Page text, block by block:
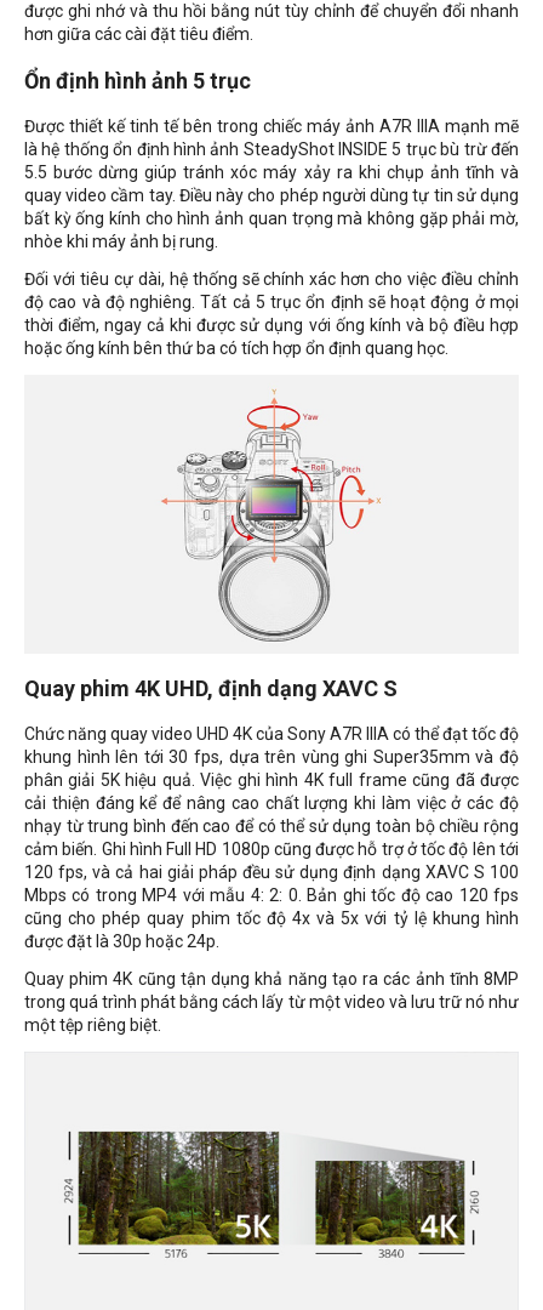
được ghi nhớ và thu hồi bằng nút tùy chỉnh để chuyển đổi nhanh
hơn giữa các cài đặt tiêu điểm.
Ổn định hình ảnh 5 trục
Được thiết kế tinh tế bên trong chiếc máy ảnh A7R IIIA mạnh mẽ
là hệ thống ổn định hình ảnh SteadyShot INSIDE 5 trục bù trừ đến
5.5 bước dừng giúp tránh xóc máy xảy ra khi chụp ảnh tĩnh và
quay video cầm tay. Điều này cho phép người dùng tự tin sử dụng
bất kỳ ống kính cho hình ảnh quan trọng mà không gặp phải mờ,
nhòe khi máy ảnh bị rung.
Đối với tiêu cự dài, hệ thống sẽ chính xác hơn cho việc điều chỉnh
độ cao và độ nghiêng. Tất cả 5 trục ổn định sẽ hoạt động ở mọi
thời điểm, ngay cả khi được sử dụng với ống kính và bộ điều hợp
hoặc ống kính bên thứ ba có tích hợp ổn định quang học.
Quay phim 4K UHD, định dạng XAVC S
Chức năng quay video UHD 4K của Sony A7R IIIA có thể đạt tốc độ
khung hình lên tới 30 fps, dựa trên vùng ghi Super35mm và độ
phân giải 5K hiệu quả. Việc ghi hình 4K full frame cũng đã được
cải thiện đáng kể để nâng cao chất lượng khi làm việc ở các độ
nhạy từ trung bình đến cao để có thể sử dụng toàn bộ chiều rộng
cảm biến. Ghi hình Full HD 1080p cũng được hỗ trợ ở tốc độ lên tới
120 fps, và cả hai giải pháp đều sử dụng định dạng XAVC S 100
Mbps có trong MP4 với mẫu 4: 2: 0. Bản ghi tốc độ cao 120 fps
cũng cho phép quay phim tốc độ 4x và 5x với tỷ lệ khung hình
được đặt là 30p hoặc 24p.
Quay phim 4K cũng tận dụng khả năng tạo ra các ảnh tĩnh 8MP
trong quá trình phát bằng cách lấy từ một video và lưu trữ nó như
một tệp riêng biệt.